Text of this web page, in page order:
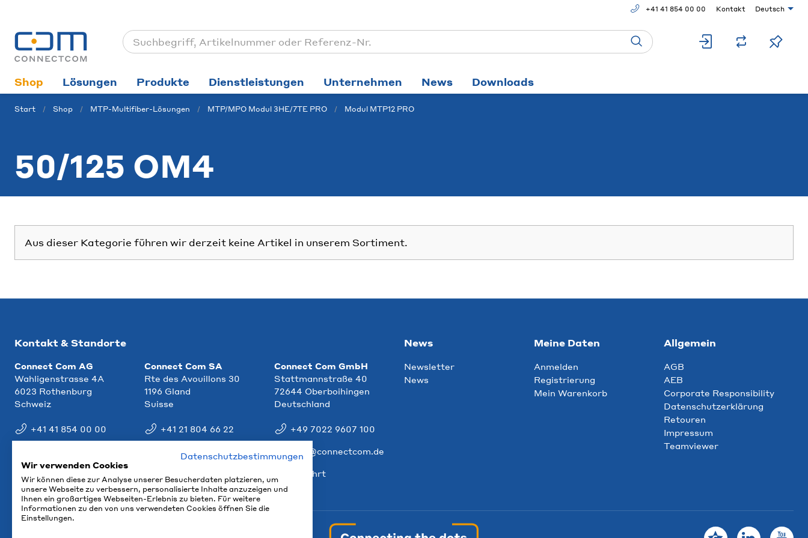
+41 41 854 00 00 Kontakt Deutsch
Shop Lösungen Produkte Dienstleistungen Unternehmen News Downloads
Start Shop MTP-Multifiber-Lösungen MTP/MPO Modul 3HE/7TE PRO Modul MTP12 PRO
50/125 OM4
Aus dieser Kategorie führen wir derzeit keine Artikel in unserem Sortiment.
Kontakt & Standorte
Connect Com AG
Wahligenstrasse 4A
6023 Rothenburg
Schweiz
+41 41 854 00 00
Connect Com SA
Rte des Avouillons 30
1196 Gland
Suisse
+41 21 804 66 22
info@ccm.ch
Connect Com GmbH
Stattmannstraße 40
72644 Oberboihingen
Deutschland
+49 7022 9607 100
info@connectcom.de
Anfahrt
News
Newsletter
News
Meine Daten
Anmelden
Registrierung
Mein Warenkorb
Allgemein
AGB
AEB
Corporate Responsibility
Datenschutzerklärung
Retouren
Impressum
Teamviewer
Datenschutzbestimmungen
Wir verwenden Cookies
Wir können diese zur Analyse unserer Besucherdaten platzieren, um
unsere Webseite zu verbessern, personalisierte Inhalte anzuzeigen und
Ihnen ein großartiges Webseiten-Erlebnis zu bieten. Für weitere
Informationen zu den von uns verwendeten Cookies öffnen Sie die
Einstellungen.